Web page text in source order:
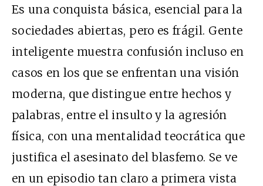
Es una conquista básica, esencial para la
sociedades abiertas, pero es frágil. Gente
inteligente muestra confusión incluso en
casos en los que se enfrentan una visión
moderna, que distingue entre hechos y
palabras, entre el insulto y la agresión
física, con una mentalidad teocrática que
justifica el asesinato del blasfemo. Se ve
en un episodio tan claro a primera vista